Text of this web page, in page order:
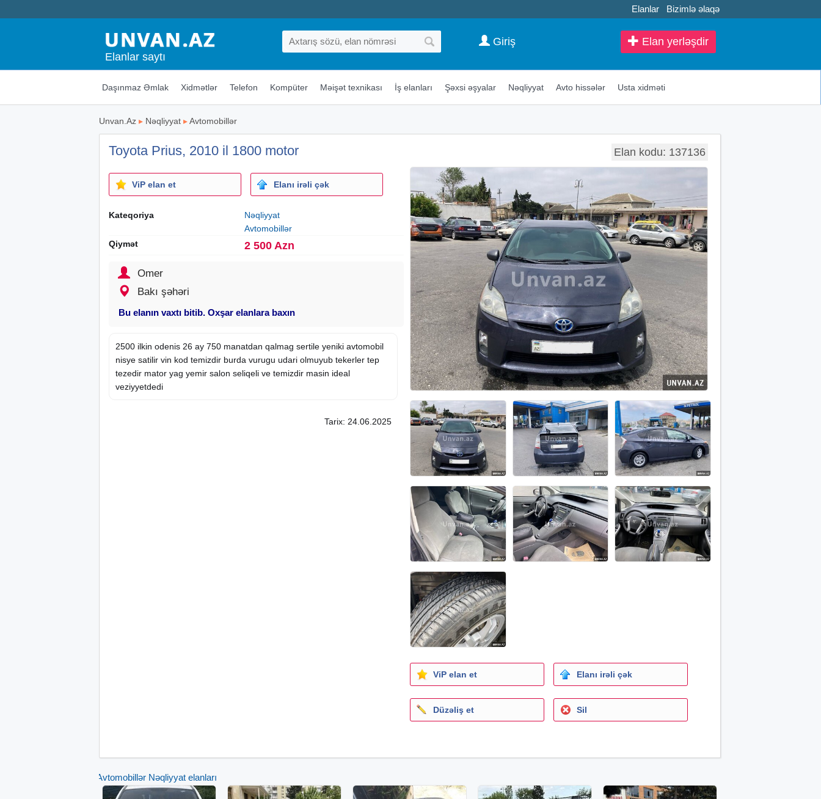
Elanlar Bizimlə əlaqə
Elanlar saytı
Elan yerləşdir
Giriş
Daşınmaz Əmlak Xidmətlər Telefon Kompüter Məişət texnikası İş elanları Şəxsi əşyalar Nəqliyyat Avto hissələr Usta xidməti
Unvan.Az ▸ Nəqliyyat ▸Avtomobillər
Toyota Prius, 2010 il 1800 motor Elan kodu: 137136
ViP elan et Elanı irəli çək
Kateqoriya
Nəqliyyat
Avtomobillər
Qiymət
2 500 Azn
Omer
Bakı şəhəri
Bu elanın vaxtı bitib. Oxşar elanlara baxın
2500 ilkin odenis 26 ay 750 manatdan qalmag sertile yeniki avtomobil
nisye satilir vin kod temizdir burda vurugu udari olmuyub tekerler tep
tezedir mator yag yemir salon seliqeli ve temizdir masin ideal
veziyyetdedi
Tarix: 24.06.2025
ViP elan et Elanı irəli çək
Düzəliş et Sil
Avtomobillər Nəqliyyat elanları